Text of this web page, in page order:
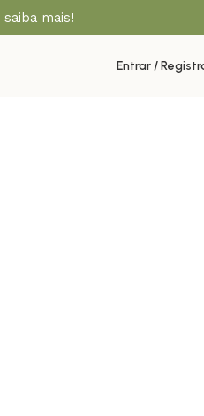
saiba mais!
Entrar /